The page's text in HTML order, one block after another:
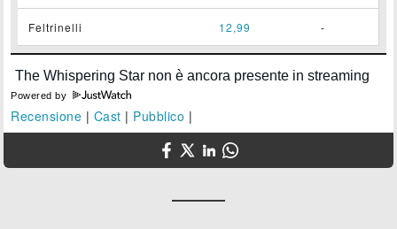
Feltrinelli 12,99 -
Powered by
Recensione | Cast | Pubblico |